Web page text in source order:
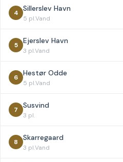
4 Sillerslev Havn
5 pl.Vand
5 Ejerslev Havn
3 pl.Vand
6 Hestør Odde
5 pl.Vand
7 Susvind
3 pl.
8 Skarregaard
3 pl.Vand